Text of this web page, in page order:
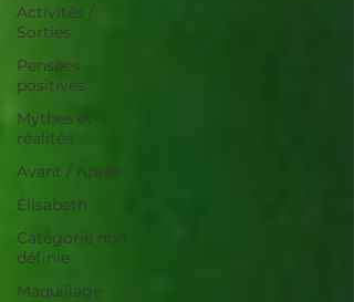
Activités /
Sorties
Pensées
positives
Mythes et
réalités
Avant / Après
Élisabeth
Catégorie non
définie
Maquillage